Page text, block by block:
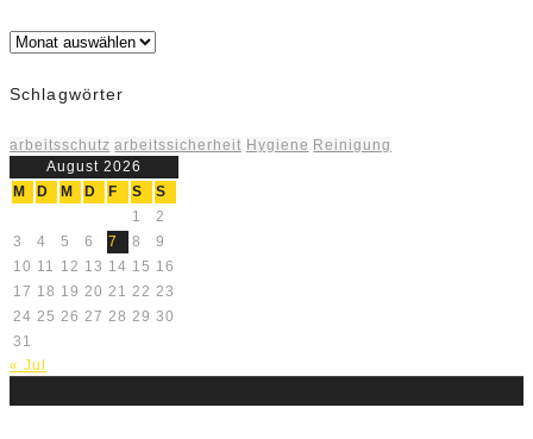
Archiv
Schlagwörter
arbeitsschutz arbeitssicherheit Hygiene Reinigung
August 2026
M
D M D F S
S
1
2
3
4 5 6 7 8
9
10 11 12 13 14 15 16
17 18 19 20 21 22 23
24 25 26 27 28 29 30
31
« Jul